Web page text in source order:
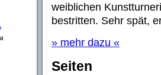
weiblichen
bestritten. Sehr spät,
» mehr dazu «
Seiten